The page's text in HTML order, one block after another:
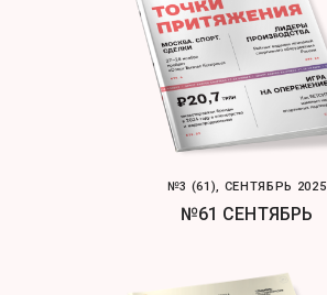
№3 (61), СЕНТЯБРЬ 2025
№61 СЕНТЯБРЬ